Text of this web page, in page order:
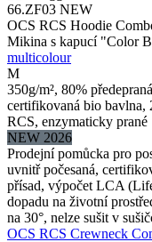
66.ZF03 NEW
OCS RCS Hoodie
Mikina s kapucí "Color
multicolour
M
350g/m², 80%
certifikovaná bio bavlna,
RCS, enzymaticky prané
NEW 2026
Prodejní pomůcka pro
uvnitř počesaná,
přísad, výpočet LCA
dopadu na životní
na 30°, nelze sušit v
OCS RCS Crewneck